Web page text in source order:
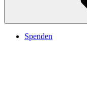
Spenden